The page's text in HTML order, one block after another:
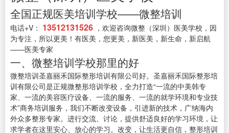
全国正规医美培训学校——微整培训
电话+V： 13512131526 ，欢迎咨询微整（深圳）医美学校，因
为专注，所以更美！有医美，您更美，新医美，新生命，新启航
——医美专家
一、微整培训学校那里的好
微整培训圣嘉丽禾国际整形培训有限公司好。圣嘉丽禾国际整形培
训有限公司是正规微整形培训学校，全力打造“一流的中美韩专
家、一流的美容医疗设备、一流的服务、一流的就学环境和专业技
术”商务培训服务，我们不断改变设备，引进新的技术，广纳海内
外众多整形专家。进行交流、讨论，提供舒适良好的学习环境，让
求学者在这里安心、放心的学习。改变，让生活更自信，整形培训